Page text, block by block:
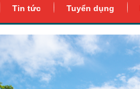
Tin tức Tuyển dụng